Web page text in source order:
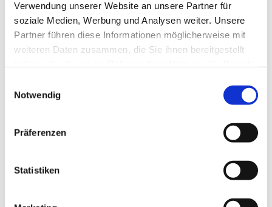
Verwendung unserer Website an unsere Partner für
soziale Medien, Werbung und Analysen weiter. Unsere
Partner führen diese Informationen möglicherweise mit
weiteren Daten zusammen, die Sie ihnen bereitgestellt
Notwendig
Präferenzen
Statistiken
Donnerstag, 5. August 2027, 16:00 - 16:45
Uhr
Paul-Gerhardt-Kirchengemeinde,